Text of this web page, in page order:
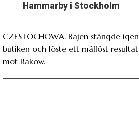
Hammarby i Stockholm
CZESTOCHOWA. Bajen stängde igen
butiken och löste ett mållöst resultat
mot Rakow.